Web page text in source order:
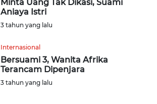
Minta Uang Tak Dikasi, Suami
Aniaya Istri
3 tahun yang lalu
Internasional
Bersuami 3, Wanita Afrika
Terancam Dipenjara
3 tahun yang lalu